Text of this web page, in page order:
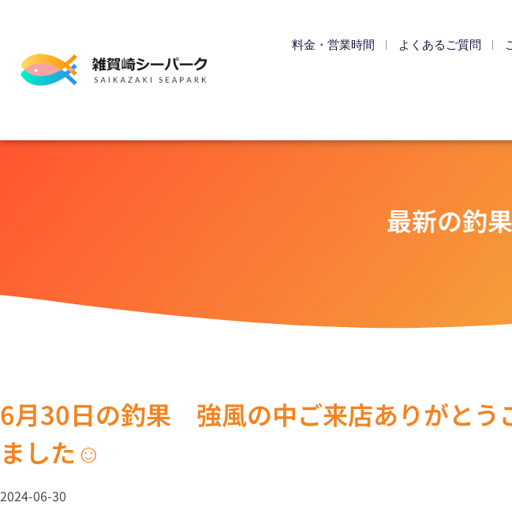
料金・営業時間 よくあるご質問
最新の釣果
6月30日の釣果 強風の中ご来店ありがとう
ました☺
2024-06-30